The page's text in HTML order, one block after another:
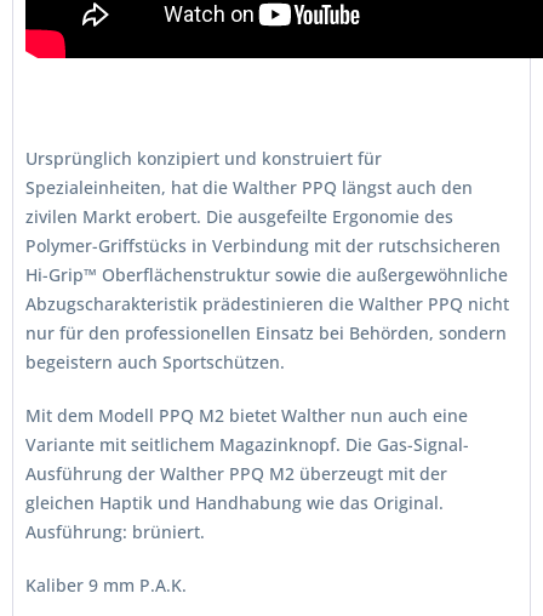
Ursprünglich konzipiert und konstruiert für
Spezialeinheiten, hat die Walther PPQ längst auch den
zivilen Markt erobert. Die ausgefeilte Ergonomie des
Polymer-Griffstücks in Verbindung mit der rutschsicheren
Hi-Grip™ Oberflächenstruktur sowie die außergewöhnliche
Abzugscharakteristik prädestinieren die Walther PPQ nicht
nur für den professionellen Einsatz bei Behörden, sondern
begeistern auch Sportschützen.
Mit dem Modell PPQ M2 bietet Walther nun auch eine
Variante mit seitlichem Magazinknopf. Die Gas-Signal-
Ausführung der Walther PPQ M2 überzeugt mit der
gleichen Haptik und Handhabung wie das Original.
Ausführung: brüniert.
Kaliber 9 mm P.A.K.